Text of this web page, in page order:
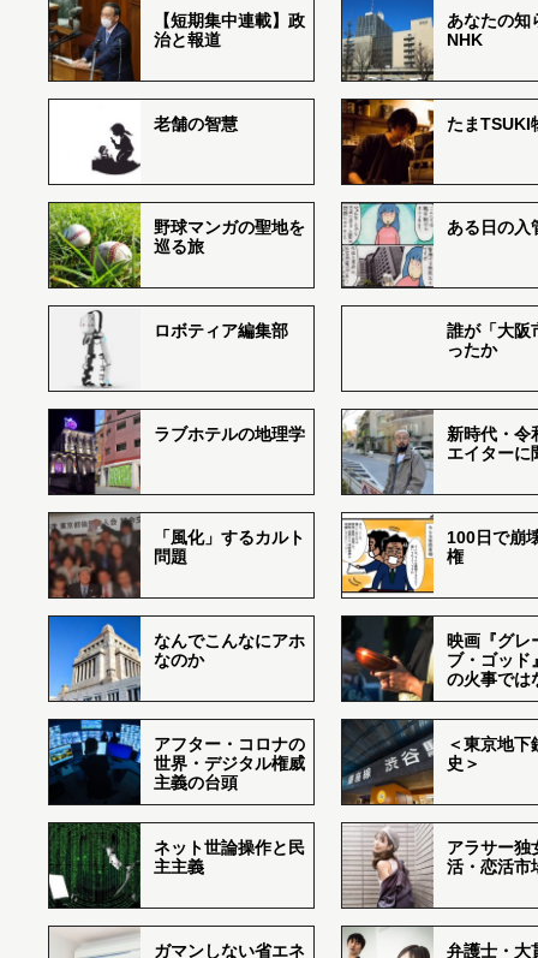
【短期集中連載】政
治と報道
あなたの知
NHK
老舗の智慧 たまTSUKI
野球マンガの聖地を
巡る旅
ある日の入
ロボティア編集部
誰が「大阪
ったか
ラブホテルの地理学
新時代・令
エイターに
「風化」するカルト
問題
100日で崩
権
なんでこんなにアホ
なのか
映画『グレ
ブ・ゴッド
の火事では
アフター・コロナの
世界・デジタル権威
主義の台頭
＜東京地下
史＞
ネット世論操作と民
主主義
アラサー独
活・恋活市
ガマンしない省エネ 弁護士・大